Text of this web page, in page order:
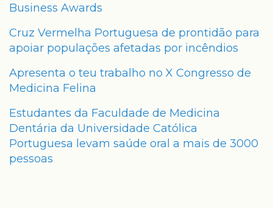
Business Awards
Cruz Vermelha Portuguesa de prontidão para
apoiar populações afetadas por incêndios
Apresenta o teu trabalho no X Congresso de
Medicina Felina
Estudantes da Faculdade de Medicina
Dentária da Universidade Católica
Portuguesa levam saúde oral a mais de 3000
pessoas